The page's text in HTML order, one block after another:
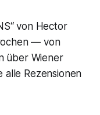
von Hector
— von
über Wiener
alle Rezensionen